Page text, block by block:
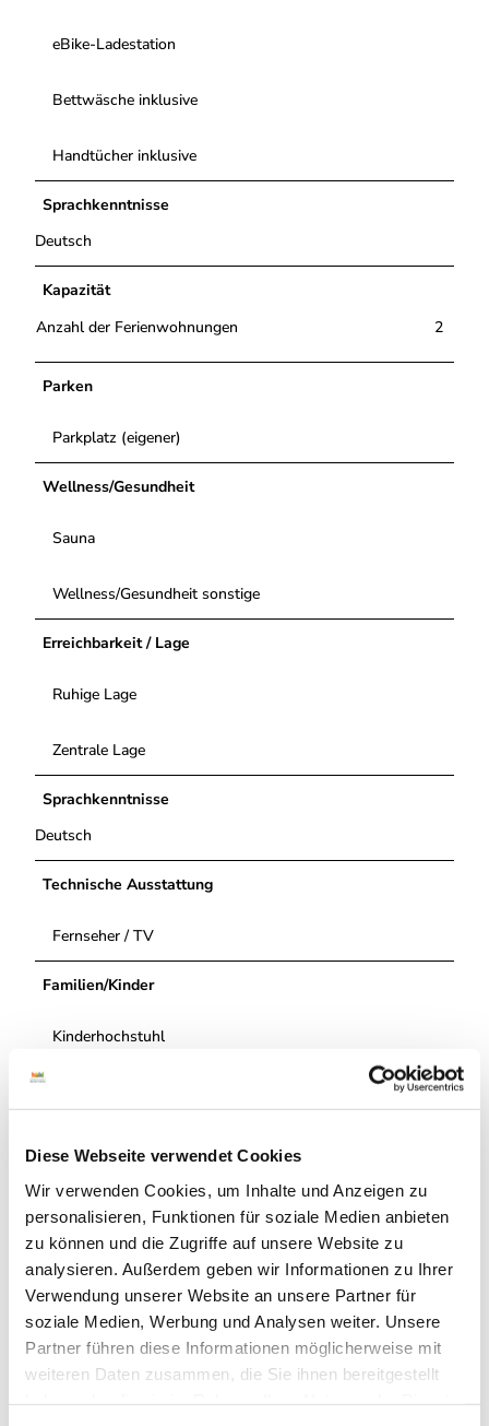
Diese Webseite verwendet Cookies
Wir verwenden Cookies, um Inhalte und Anzeigen zu
personalisieren, Funktionen für soziale Medien anbieten
zu können und die Zugriffe auf unsere Website zu
analysieren. Außerdem geben wir Informationen zu Ihrer
Verwendung unserer Website an unsere Partner für
soziale Medien, Werbung und Analysen weiter. Unsere
Partner führen diese Informationen möglicherweise mit
weiteren Daten zusammen, die Sie ihnen bereitgestellt
eBike-Ladestation
Bettwäsche inklusive
Handtücher inklusive
Sprachkenntnisse
Deutsch
Kapazität
Anzahl der Ferienwohnungen
2
Parken
Parkplatz (eigener)
Wellness/Gesundheit
Sauna
Wellness/Gesundheit sonstige
Erreichbarkeit / Lage
Ruhige Lage
Zentrale Lage
Sprachkenntnisse
Deutsch
Technische Ausstattung
Fernseher / TV
Familien/Kinder
Kinderhochstuhl
Waschmaschine
Terrasse
WLAN
Grillmöglichkeit